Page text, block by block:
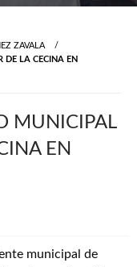
ZAVALA
DE LA CECINA EN
MUNICIPAL
EN
municipal de